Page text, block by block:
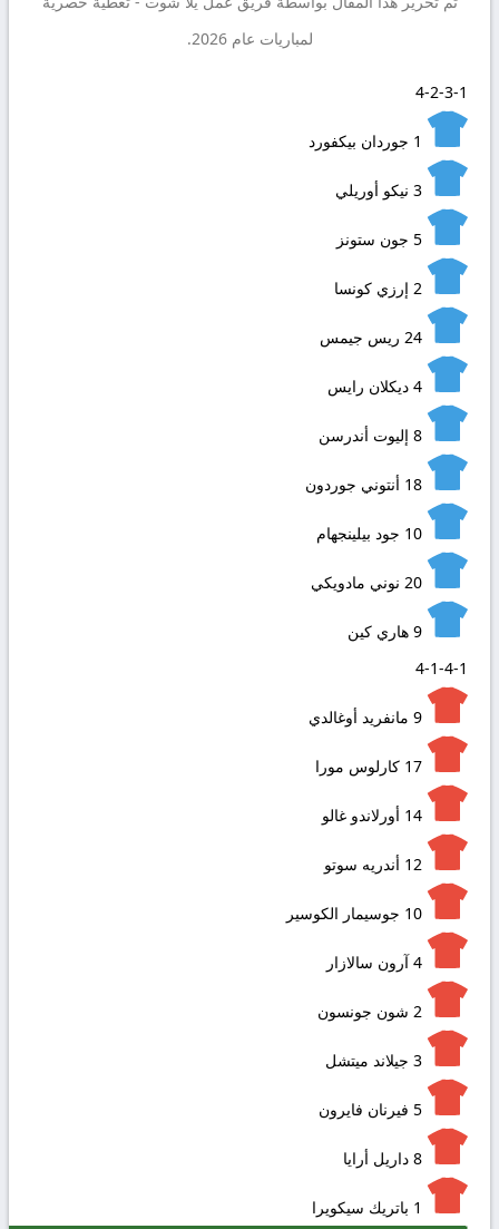
لمباريات عام 2026.
4-2-3-1
1 جوردان بيكفورد
3 نيكو أوريلي
5 جون ستونز
2 إرزي كونسا
24 ريس جيمس
4 ديكلان رايس
8 إليوت أندرسن
18 أنتوني جوردون
10 جود بيلينجهام
20 نوني مادويكي
9 هاري كين
4-1-4-1
9 مانفريد أوغالدي
17 كارلوس مورا
14 أورلاندو غالو
12 أندريه سوتو
10 جوسيمار الكوسير
4 آرون سالازار
2 شون جونسون
3 جيلاند ميتشل
5 فيرنان فايرون
8 داريل أرايا
1 باتريك سيكويرا